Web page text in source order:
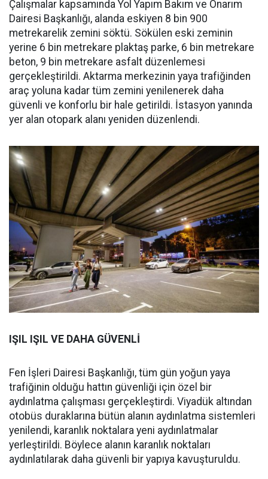
Çalışmalar kapsamında Yol Yapım Bakım ve Onarım
Dairesi Başkanlığı, alanda eskiyen 8 bin 900
metrekarelik zemini söktü. Sökülen eski zeminin
yerine 6 bin metrekare plaktaş parke, 6 bin metrekare
beton, 9 bin metrekare asfalt düzenlemesi
gerçekleştirildi. Aktarma merkezinin yaya trafiğinden
araç yoluna kadar tüm zemini yenilenerek daha
güvenli ve konforlu bir hale getirildi. İstasyon yanında
yer alan otopark alanı yeniden düzenlendi.
IŞIL IŞIL VE DAHA GÜVENLİ
Fen İşleri Dairesi Başkanlığı, tüm gün yoğun yaya
trafiğinin olduğu hattın güvenliği için özel bir
aydınlatma çalışması gerçekleştirdi. Viyadük altından
otobüs duraklarına bütün alanın aydınlatma sistemleri
yenilendi, karanlık noktalara yeni aydınlatmalar
yerleştirildi. Böylece alanın karanlık noktaları
aydınlatılarak daha güvenli bir yapıya kavuşturuldu.